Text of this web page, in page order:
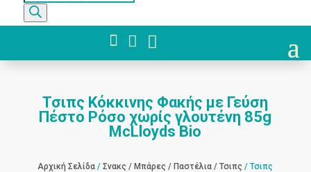
search
  
Τσιπς Κόκκινης Φακής με Γεύση
Πέστο Ρόσο χωρίς γλουτένη 85g
McLloyds Bio
Αρχική Σελίδα /Σνακς / Μπάρες / Παστέλια / Τσιπς / Τσιπς